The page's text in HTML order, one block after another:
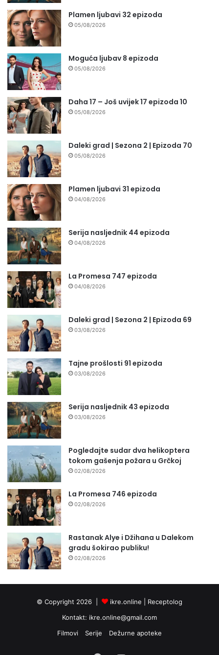
Plamen ljubavi 32 epizoda
05/08/2026
Moguća ljubav 8 epizoda
05/08/2026
Daha 17 – Još uvijek 17 epizoda 10
05/08/2026
Daleki grad | Sezona 2 | Epizoda 70
05/08/2026
Plamen ljubavi 31 epizoda
04/08/2026
Serija nasljednik 44 epizoda
04/08/2026
La Promesa 747 epizoda
04/08/2026
Daleki grad | Sezona 2 | Epizoda 69
03/08/2026
Tajne prošlosti 91 epizoda
03/08/2026
Serija nasljednik 43 epizoda
03/08/2026
Pogledajte sudar dva helikoptera
tokom gašenja požara u Grčkoj
02/08/2026
La Promesa 746 epizoda
02/08/2026
Rastanak Alye i Džihana u Dalekom
gradu šokirao publiku!
02/08/2026
© Copyright 2026 | ikre.online | Receptolog
Kontakt: ikre.online@gmail.com
Filmovi
Serije Dežurne apoteke